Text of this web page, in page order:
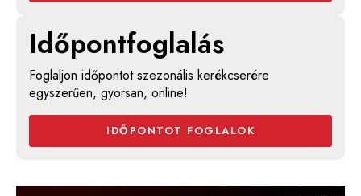
Időpontfoglalás
Foglaljon időpontot szezonális kerékcserére
egyszerűen, gyorsan, online!
IDŐPONTOT FOGLALOK